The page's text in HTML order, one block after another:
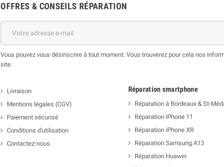
OFFRES & CONSEILS RÉPARATION
Vous pouvez vous désinscrire à tout moment. Vous trouverez pour cela nos
site.
Livraison
Mentions légales (CGV)
Paiement sécurisé
Conditions d'utilisation
Contactez-nous
Réparation smartphone
Réparation à Bordeaux & St-
Réparation iPhone 11
Réparation iPhone XR
Réparation Samsung A13
Réparation Huawei